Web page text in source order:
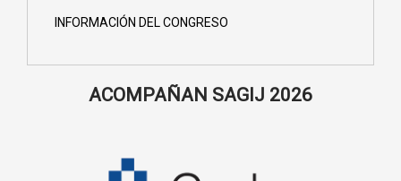
INFORMACIÓN DEL CONGRESO
ACOMPAÑAN SAGIJ 2026